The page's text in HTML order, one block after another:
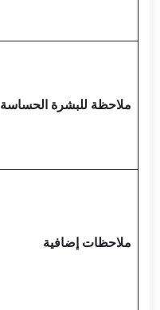
ملاحظة للبشرة الحساسة
ملاحظات إضافية